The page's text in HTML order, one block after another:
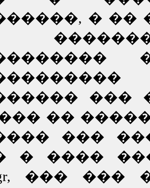
� ��
���
��
���
� ����
���